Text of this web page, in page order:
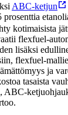
ABC-ketjun
kotimaisista
flexfuel-
lisäksi
flexfuel-
ja
tasaista
ABC-